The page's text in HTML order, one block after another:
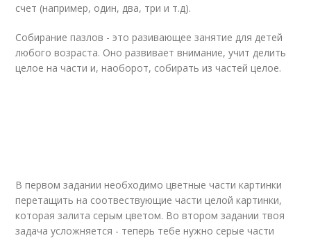
счет (например, один, два, три и т.д).
Собирание пазлов - это разивающее занятие для детей
любого возраста. Оно развивает внимание, учит делить
целое на части и, наоборот, собирать из частей целое.
В первом задании необходимо цветные части картинки
перетащить на соотвествующие части целой картинки,
которая залита серым цветом. Во втором задании твоя
задача усложняется - теперь тебе нужно серые части